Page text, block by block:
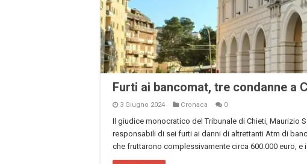
Furti ai bancomat, tre condanne a
3 Giugno 2024 Cronaca 0
Il giudice monocratico del Tribunale di Chieti, Maurizio
responsabili di sei furti ai danni di altrettanti Atm di
che fruttarono complessivamente circa 600.000 euro,